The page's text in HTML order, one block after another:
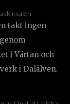
takt ingen
i Värtan och
i Dalälven.